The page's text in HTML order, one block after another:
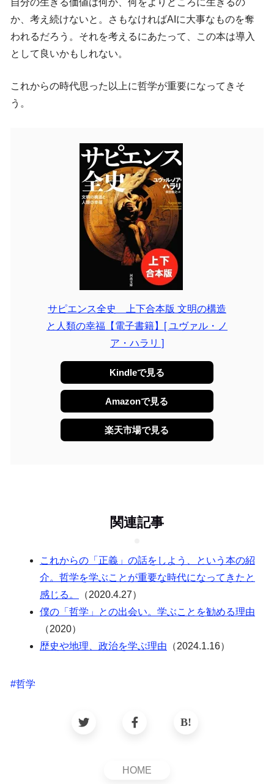
か、考え続けないと。さもなければAIに大事なものを奪
われるだろう。それを考えるにあたって、この本は導入
として良いかもしれない。
これからの時代思った以上に哲学が重要になってきそ
う。
サピエンス全史 上下合本版 文明の構造
と人類の幸福【電子書籍】[ ユヴァル・ノ
ア・ハラリ ]
Kindleで見る
Amazonで見る
楽天市場で見る
関連記事
これからの「正義」の話をしよう、という本の紹
介。哲学を学ぶことが重要な時代になってきたと
感じる。
（2020.4.27）
僕の「哲学」との出会い。学ぶことを勧める理由
（2020）
歴史や地理、政治を学ぶ理由 （2024.1.16）
#哲学
HOME